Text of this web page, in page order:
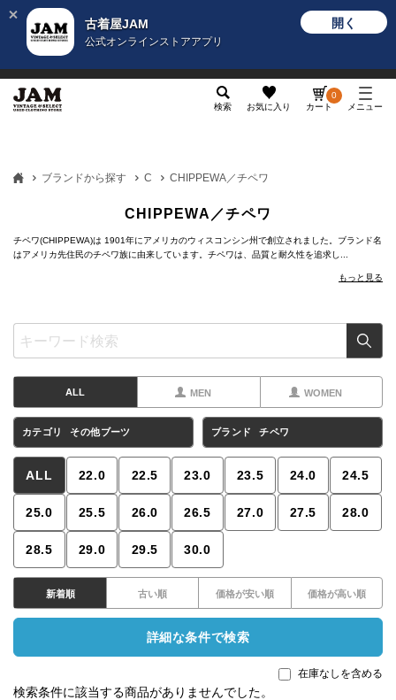
古着屋JAM
公式オンラインストアアプリ
開く
検索 お気に入り カート
0
メニュー
ブランドから探す C CHIPPEWA／チペワ
CHIPPEWA／チペワ
チペワ(CHIPPEWA)は 1901年にアメリカのウィスコンシン州で創立されました。ブランド名
はアメリカ先住民のチペワ族に由来しています。チペワは、品質と耐久性を追求し...
もっと見る
ALL MEN WOMEN
カテゴリ その他ブーツ ブランド チペワ
ALL 22.0 22.5 23.0 23.5 24.0 24.5
25.0 25.5 26.0 26.5 27.0 27.5 28.0
28.5 29.0 29.5 30.0
新着順 古い順 価格が安い順 価格が高い順
詳細な条件で検索
在庫なしを含める
検索条件に該当する商品がありませんでした。